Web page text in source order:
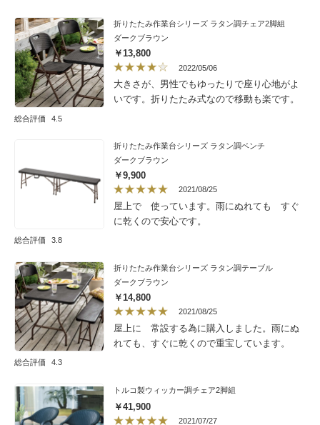
いです！
総合評価 4.5
折りたたみ作業台シリーズ ラタン調チェア2脚組
ダークブラウン
￥13,800
2022/05/06
大きさが、男性でもゆったりで座り心地がよ
いです。折りたたみ式なので移動も楽です。
総合評価 3.8
折りたたみ作業台シリーズ ラタン調ベンチ
ダークブラウン
￥9,900
2021/08/25
屋上で 使っています。雨にぬれても すぐ
に乾くので安心です。
総合評価 4.3
折りたたみ作業台シリーズ ラタン調テーブル
ダークブラウン
￥14,800
2021/08/25
屋上に 常設する為に購入しました。雨にぬ
れても、すぐに乾くので重宝しています。
トルコ製ウィッカー調チェア2脚組
￥41,900
2021/07/27